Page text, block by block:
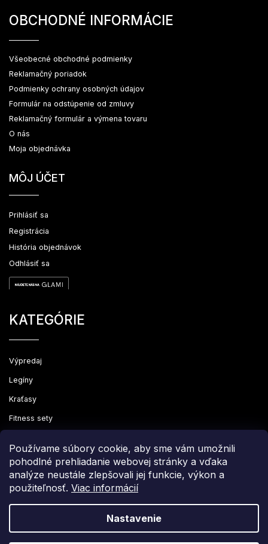
Používame súbory cookie, aby sme vám umožnili
pohodlné prehliadanie webovej stránky a vďaka
analýze neustále zlepšovali jej funkcie, výkon a
použiteľnosť. Viac informácií
Nastavenie
OBCHODNÉ INFORMÁCIE
Všeobecné obchodné podmienky
Reklamačný poriadok
Podmienky ochrany osobných údajov
Formulár na odstúpenie od zmluvy
Reklamačný formulár a výmena tovaru
O nás
Moja objednávka
MÔJ ÚČET
Prihlásiť sa
Registrácia
História objednávok
Odhlásiť sa
KATEGÓRIE
Výpredaj
Legíny
Kraťasy
Fitness sety